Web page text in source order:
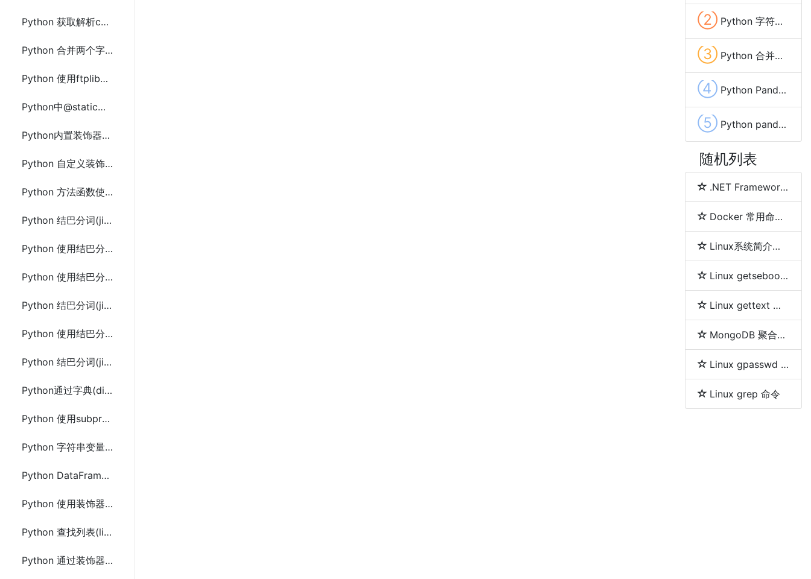
Python 获取解析curl命令行字符串中参数转换成字典(Dictionary)
Python 合并两个字典(Dictionary)中相同key的value的方法及示例代码
Python 使用ftplib切换指定ftp目录不存在则创建目录和上传下载文件
Python中@staticmethod和@classmethod区别及使用示例代码
Python内置装饰器(@property、@staticmethod、@classmethod)使用及示例代码
Python 自定义装饰器使用写法及示例代码
Python 方法函数使用多个装饰器及示例代码
Python 结巴分词(jieba)使用方法文档及示例代码
Python 使用结巴分词(jieba)并行分词及示例代码
Python 使用结巴分词(jieba)提取关键词和词性标注方法及示例代码
Python 结巴分词(jieba)的延迟加载机制及示例代码
Python 使用结巴分词(jieba)调用命令行分词及示例代码
Python 结巴分词(jieba)Tokenize和ChineseAnalyzer的使用及示例代码
Python通过字典(dict)中value获取前n个最大的元素方法及示例代码
Python 使用subprocess调用系统命令方法及示例代码
Python 字符串变量中去除换行(\n,\r)和空格等特殊字符的方法
Python DataFrame 根据列(column)值选择查找行(row)的方法及示例代码
Python 使用装饰器实现类中同名方法通过参数调用
Python 查找列表(list)中最小或最大的唯一对象元素的方法及示例代码
Python 通过装饰器控制函数定义(类似宏定义)
② Python 字符串变量中去除换行(\n,\r)和空格等特殊字符的方法
③ Python 合并两个字典(Dictionary)中相同key的value的方法及示例代码
④ Python Pandas list(列表)数据列拆分成多行的方法
⑤ Python pandas 保存Excel自动调整列宽的方法及示例代码
随机列表
.NET Framework、.NET Core、.NET 5、.NET 6和.NET 7 简介及区别
Docker 常用命令详解
Linux系统简介及各发行版之间区别
Linux getsebool 命令
Linux gettext 命令
MongoDB 聚合分组等及删除重复数据的方法
Linux gpasswd 命令
Linux grep 命令